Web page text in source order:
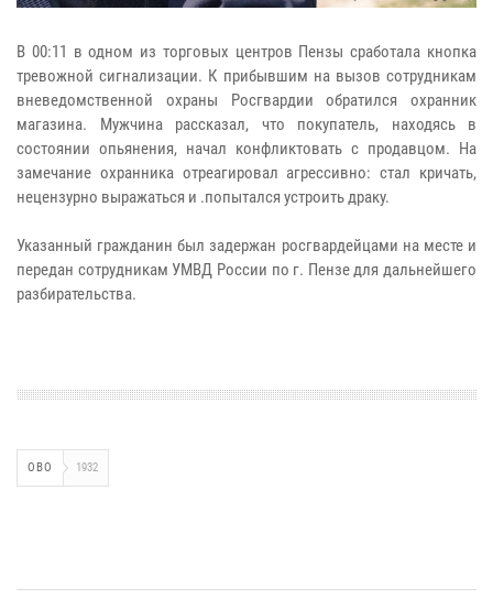
В 00:11 в одном из торговых центров Пензы сработала кнопка
тревожной сигнализации. К прибывшим на вызов сотрудникам
вневедомственной охраны Росгвардии обратился охранник
магазина. Мужчина рассказал, что покупатель, находясь в
состоянии опьянения, начал конфликтовать с продавцом. На
замечание охранника отреагировал агрессивно: стал кричать,
нецензурно выражаться и .попытался устроить драку.
Указанный гражданин был задержан росгвардейцами на месте и
передан сотрудникам УМВД России по г. Пензе для дальнейшего
разбирательства.
ОВО 1932